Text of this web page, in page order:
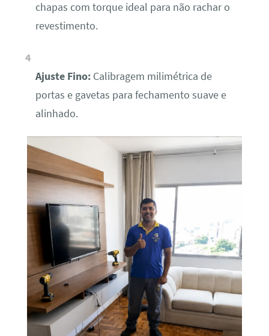
chapas com torque ideal para não rachar o
revestimento.
Ajuste Fino:Calibragem milimétrica de
portas e gavetas para fechamento suave e
alinhado.